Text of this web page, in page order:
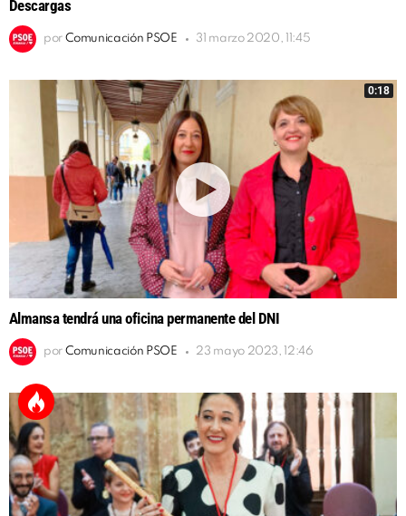
Descargas
por Comunicación PSOE 31 marzo 2020, 11:45
0:18
Almansa tendrá una oficina permanente del DNI
por Comunicación PSOE 23 mayo 2023, 12:46